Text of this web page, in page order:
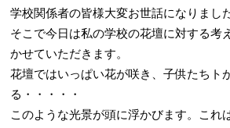
学校関係者の皆様大変お世話になりまし
そこで今日は私の学校の花壇に対する考
かせていただきます。
花壇ではいっぱい花が咲き、子供たちト
る・・・・・
このような光景が頭に浮かびます。これ